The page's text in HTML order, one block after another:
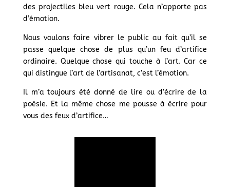
des projectiles bleu vert rouge. Cela n’apporte pas
d’émotion.
Nous voulons faire vibrer le public au fait qu’il se
passe quelque chose de plus qu’un feu d’artifice
ordinaire. Quelque chose qui touche à l’art. Car ce
qui distingue l’art de l’artisanat, c’est l’émotion.
Il m’a toujours été donné de lire ou d’écrire de la
poésie. Et la même chose me pousse à écrire pour
vous des feux d’artifice…